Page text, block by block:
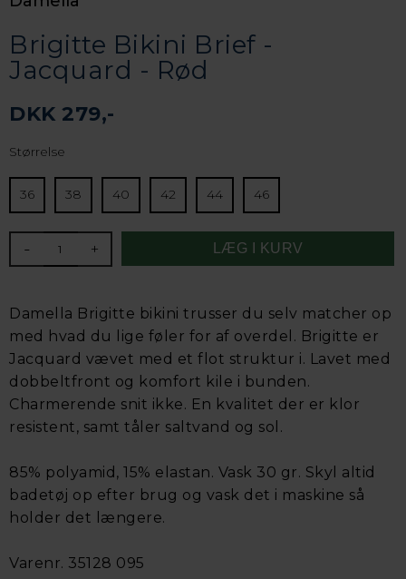
Brigitte Bikini Brief -
Jacquard - Rød
DKK 279,-
Størrelse
36 38 40 42 44 46
- +
Damella Brigitte bikini trusser du selv matcher op
med hvad du lige føler for af overdel. Brigitte er
Jacquard vævet med et flot struktur i. Lavet med
dobbeltfront og komfort kile i bunden.
Charmerende snit ikke. En kvalitet der er klor
resistent, samt tåler saltvand og sol.
85% polyamid, 15% elastan. Vask 30 gr. Skyl altid
badetøj op efter brug og vask det i maskine så
holder det længere.
Varenr. 35128 095